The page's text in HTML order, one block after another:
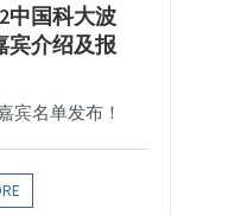
中国科大波
宾介绍及报
宾名单发布！